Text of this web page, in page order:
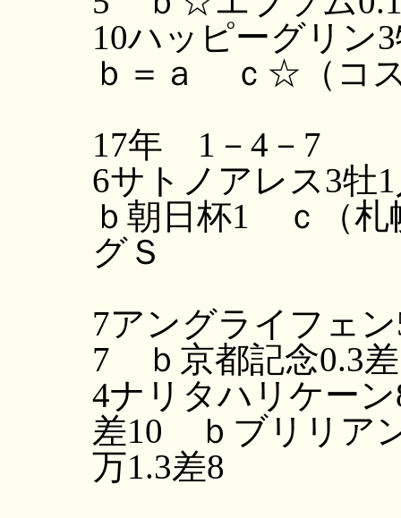
10ハッピーグリ
ｂ＝ａ ｃ☆（コ
17年 1－4－7
6サトノアレス3
ｂ朝日杯1 ｃ（
グＳ
7アングライフェ
7 ｂ京都記念0.3
4ナリタハリケー
差10 ｂブリリア
万1.3差8